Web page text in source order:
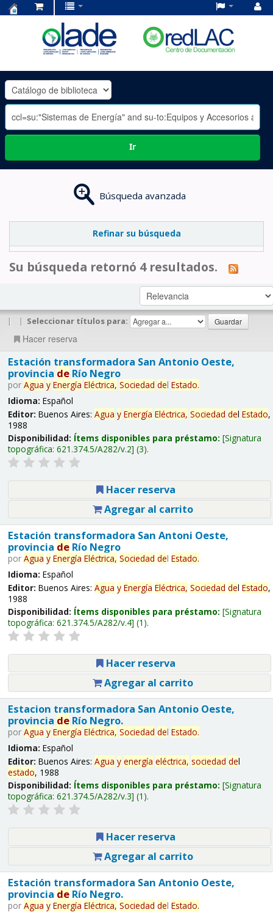
OLADE
-
Ir
Búsqueda avanzada
Refinar su búsqueda
Su búsqueda retornó 4 resultados.
| | Seleccionar títulos para:
Hacer reserva
Estación transformadora San Antonio Oeste,
provincia deRío Negro
por Agua y Energía Eléctrica, Sociedad del Estado.
Idioma: Español
Editor: Buenos Aires: Agua y Energía Eléctrica, Sociedad del Estado,
1988
Disponibilidad: Ítems disponibles para préstamo: Signatura
topográfica: 621.374.5/A282/v.2 (3).
Hacer reserva
Agregar al carrito
Estación transformadora San Antoni Oeste,
provincia deRío Negro
por Agua y Energía Eléctrica, Sociedad del Estado.
Idioma: Español
Editor: Buenos Aires: Agua y Energía Eléctrica, Sociedad del Estado,
1988
Disponibilidad: Ítems disponibles para préstamo: Signatura
topográfica: 621.374.5/A282/v.4 (1).
Hacer reserva
Agregar al carrito
Estacion transformadora San Antonio Oeste,
provincia deRío Negro.
por Agua y Energía Eléctrica, Sociedad del Estado.
Idioma: Español
Editor: Buenos Aires: Agua y energía eléctrica, sociedad del
estado, 1988
Disponibilidad: Ítems disponibles para préstamo: Signatura
topográfica: 621.374.5/A282/v.3 (1).
Hacer reserva
Agregar al carrito
Estación transformadora San Antonio Oeste,
provincia deRío Negro.
por Agua y Energía Eléctrica, Sociedad del Estado.